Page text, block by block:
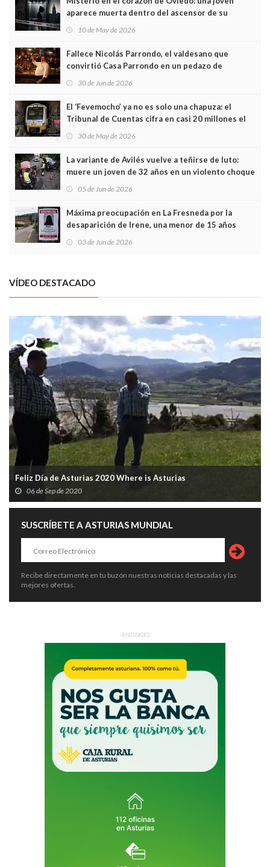
aparece muerta dentro del ascensor de su
10 de May de 2026
Fallece Nicolás Parrondo, el valdesano que
convirtió Casa Parrondo en un pedazo de
30 de Jun de 2026
El ‘Fevemocho’ ya no es solo una chapuza: el
Tribunal de Cuentas cifra en casi 20 millones el
30 de May de 2026
La variante de Avilés vuelve a teñirse de luto:
muere un joven de 32 años en un violento choque
05 de Jun de 2026
Máxima preocupación en La Fresneda por la
desaparición de Irene, una menor de 15 años
03 de Jun de 2026
VÍDEO DESTACADO
Feliz Día de Asturias 2020 Where is Asturias
06 de Sep de 2020
SUSCRÍBETE A ASTURIAS MUNDIAL
Recibe directamente en tu buzón nuestras noticias destacadas y las
mejores ofertas.
ANUNCIO